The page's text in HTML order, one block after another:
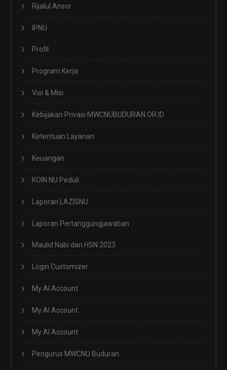
Rijalul Ansor
IPNU
Profil
Program Kerja
Visi & Misi
Kebijakan Privasi MWCNUBUDURAN.OR.ID
Ketentuan Layanan
Keuangan
KOIN NU Peduli
Laporan LAZISNU
Laporan Pertanggungjawaban
Maulid Nabi dan HSN 2023
Login Customizer
My AI Account
My AI Account
My AI Account
Pengurus MWCNU Buduran